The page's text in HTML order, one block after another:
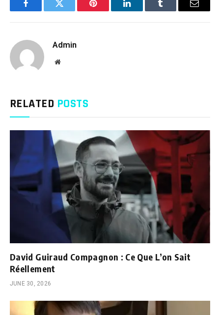
FacebookTwitter Pinterest LinkedInTumblr Email
Admin
Website
RELATED POSTS
David Guiraud Compagnon : Ce Que L’on Sait
Réellement
JUNE 30, 2026